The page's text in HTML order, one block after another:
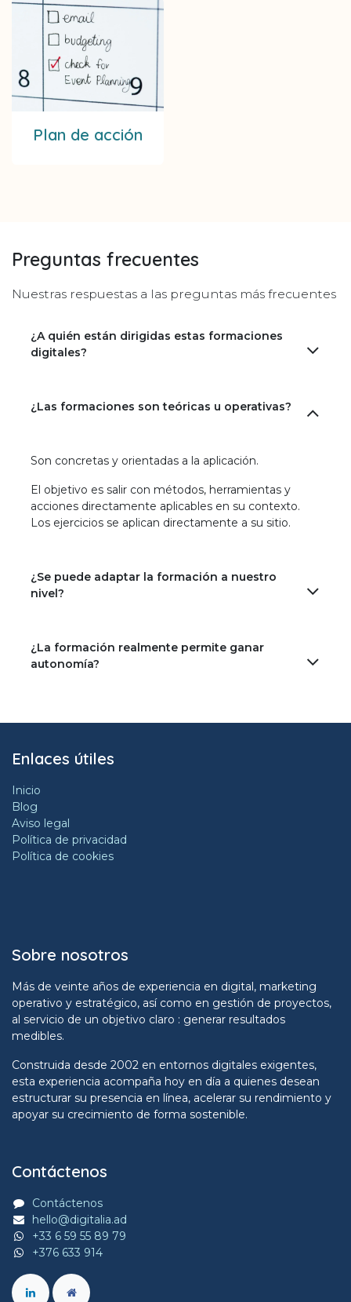
Plan de acción
Preguntas frecuentes
Nuestras respuestas a las preguntas más frecuentes
¿A quién están dirigidas estas formaciones
digitales?
¿Las formaciones son teóricas u operativas?
Son concretas y orientadas a la aplicación.
El objetivo es salir con métodos, herramientas y
acciones directamente aplicables en su contexto.
Los ejercicios se aplican directamente a su sitio.
¿Se puede adaptar la formación a nuestro
nivel?
¿La formación realmente permite ganar
autonomía?
Enlaces útiles
Inicio
Blog
Aviso legal
Política de privacidad
Política de cookies
Sobre nosotros
Más de veinte años de experiencia en digital, marketing
operativo y estratégico, así como en gestión de proyectos,
al servicio de un objetivo claro : generar resultados
medibles.
Construida desde 2002 en entornos digitales exigentes,
esta experiencia acompaña hoy en día a quienes desean
estructurar su presencia en línea, acelerar su rendimiento y
apoyar su crecimiento de forma sostenible.
Contáctenos
Contáctenos
hello@digitalia.ad
+33 6 59 55 89 79
+376 633 914